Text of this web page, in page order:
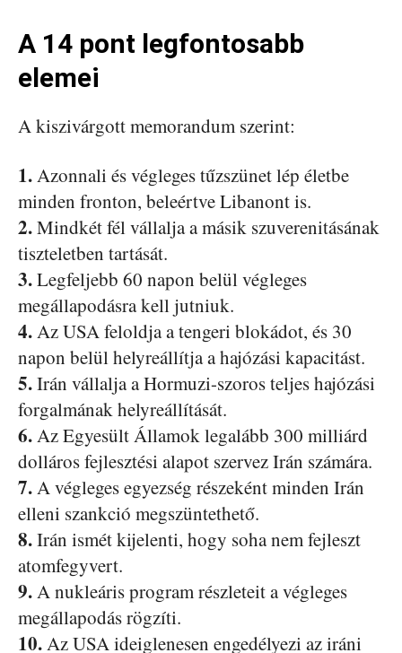
A 14 pont legfontosabb
elemei
A kiszivárgott memorandum szerint:
1.Azonnali és végleges tűzszünet lép életbe
minden fronton, beleértve Libanont is.
2.Mindkét fél vállalja a másik szuverenitásának
tiszteletben tartását.
3.Legfeljebb 60 napon belül végleges
megállapodásra kell jutniuk.
4.Az USA feloldja a tengeri blokádot, és 30
napon belül helyreállítja a hajózási kapacitást.
5.Irán vállalja a Hormuzi-szoros teljes hajózási
forgalmának helyreállítását.
6.Az Egyesült Államok legalább 300 milliárd
dolláros fejlesztési alapot szervez Irán számára.
7.A végleges egyezség részeként minden Irán
elleni szankció megszüntethető.
8.Irán ismét kijelenti, hogy soha nem fejleszt
atomfegyvert.
9.A nukleáris program részleteit a végleges
megállapodás rögzíti.
10.Az USA ideiglenesen engedélyezi az iráni